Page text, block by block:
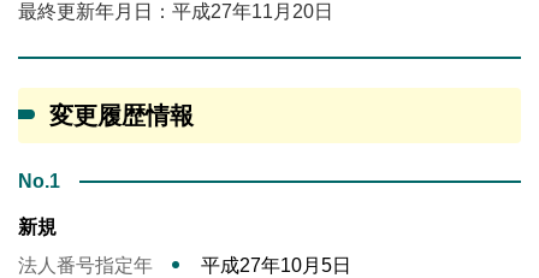
最終更新年月日：平成27年11月20日
変更履歴情報
No.1
新規
法人番号指定年
平成27年10月5日